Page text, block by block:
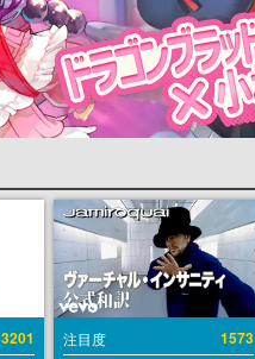
3201 注目度 1573